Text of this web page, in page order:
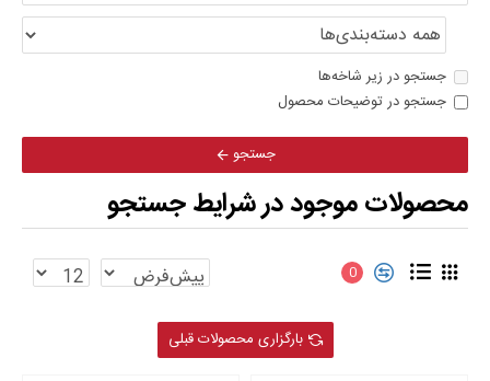
جستجو در زیر شاخه‌ها
جستجو در توضیحات محصول
جستجو
محصولات موجود در شرایط جستجو
0
بارگزاری محصولات قبلی